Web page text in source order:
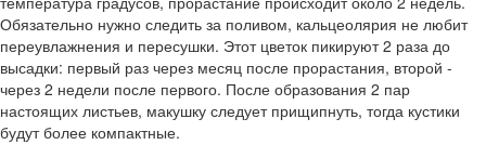
Обязательно нужно следить за поливом, кальцеолярия не любит
переувлажнения и пересушки. Этот цветок пикируют 2 раза до
высадки: первый раз через месяц после прорастания, второй -
через 2 недели после первого. После образования 2 пар
настоящих листьев, макушку следует прищипнуть, тогда кустики
будут более компактные.